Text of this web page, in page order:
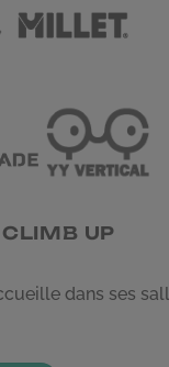
UP
dans ses